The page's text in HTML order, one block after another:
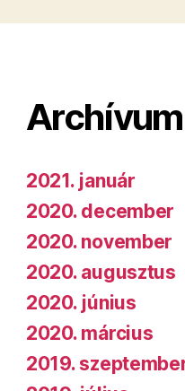
Archívum
2021. január
2020. december
2020. november
2020. augusztus
2020. június
2020. március
2019.